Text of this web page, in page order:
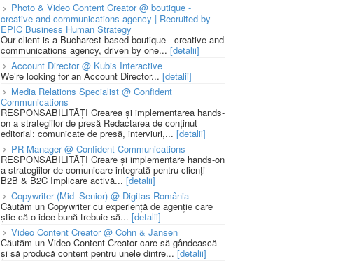
Photo & Video Content Creator @ boutique -
creative and communications agency | Recruited by
EPIC Business Human Strategy
Our client is a Bucharest based boutique - creative and
communications agency, driven by one... [detalii]
Account Director @ Kubis Interactive
We’re looking for an Account Director... [detalii]
Media Relations Specialist @ Confident
Communications
RESPONSABILITĂȚI Crearea și implementarea hands-
on a strategiilor de presă Redactarea de conținut
editorial: comunicate de presă, interviuri,... [detalii]
PR Manager @ Confident Communications
RESPONSABILITĂȚI Creare și implementare hands-on
a strategiilor de comunicare integrată pentru clienți
B2B & B2C Implicare activă... [detalii]
Copywriter (Mid–Senior) @ Digitas România
Căutăm un Copywriter cu experiență de agenție care
știe că o idee bună trebuie să... [detalii]
Video Content Creator @ Cohn & Jansen
Căutăm un Video Content Creator care să gândească
și să producă content pentru unele dintre...[detalii]